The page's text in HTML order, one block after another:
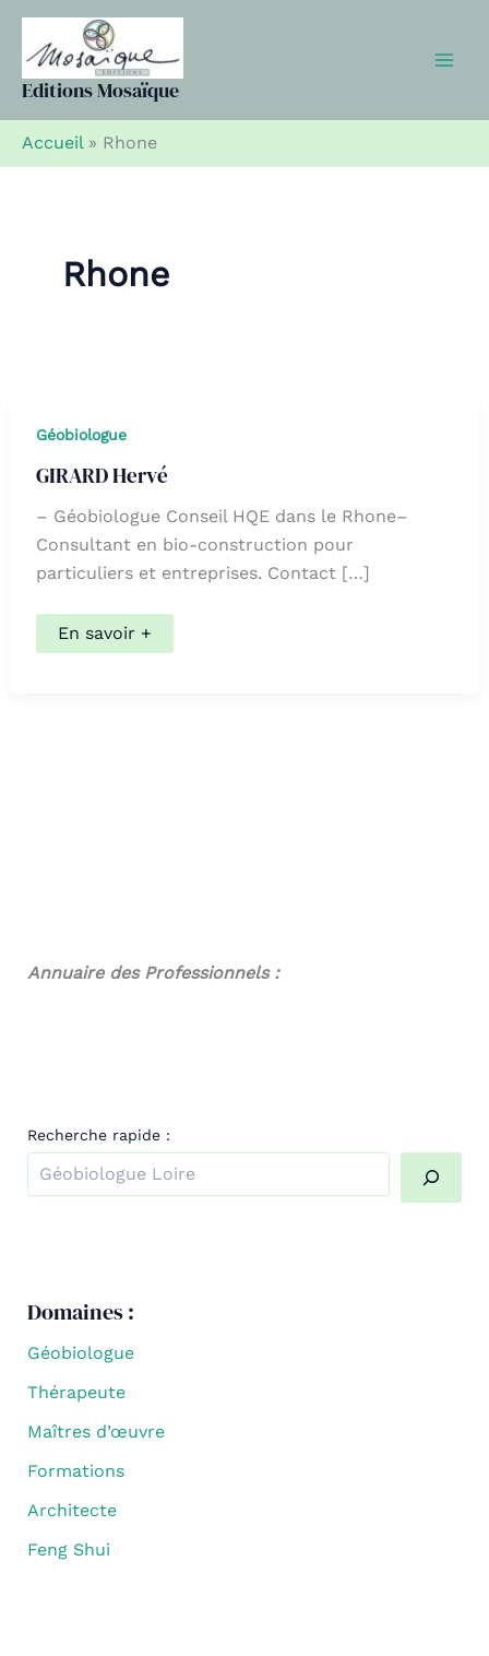
Aller
contenu
Editions Mosaïque
Accueil» Rhone
Annuaire des Professionnels :
Recherche rapide :
Domaines :
Géobiologue
Thérapeute
Maîtres d’œuvre
Formations
Architecte
Feng Shui
Rhone
Géobiologue
GIRARD Hervé
– Géobiologue Conseil HQE dans le Rhone–
Consultant en bio-construction pour
particuliers et entreprises. Contact […]
GIRARD
Hervé
En savoir +